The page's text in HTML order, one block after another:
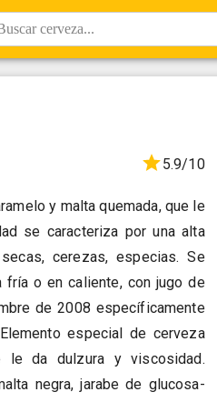
cerveza...
5.9/10
y malta quemada, que le
se caracteriza por una alta
cerezas, especias. Se
fría o en caliente, con jugo de
de 2008 específicamente
especial de cerveza
le da dulzura y viscosidad.
negra, jarabe de glucosa-